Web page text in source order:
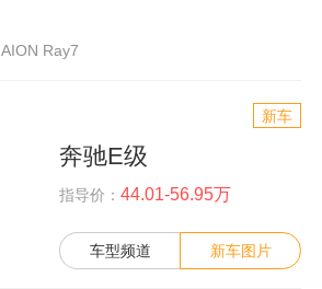
AION Ray7
新车
奔驰E级
指导价： 44.01-56.95万
车型频道 新车图片